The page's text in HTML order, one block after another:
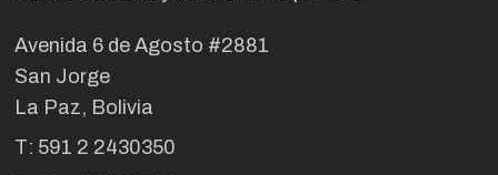
Avenida 6 de Agosto #2881
San Jorge
La Paz, Bolivia
T: 591 2 2430350